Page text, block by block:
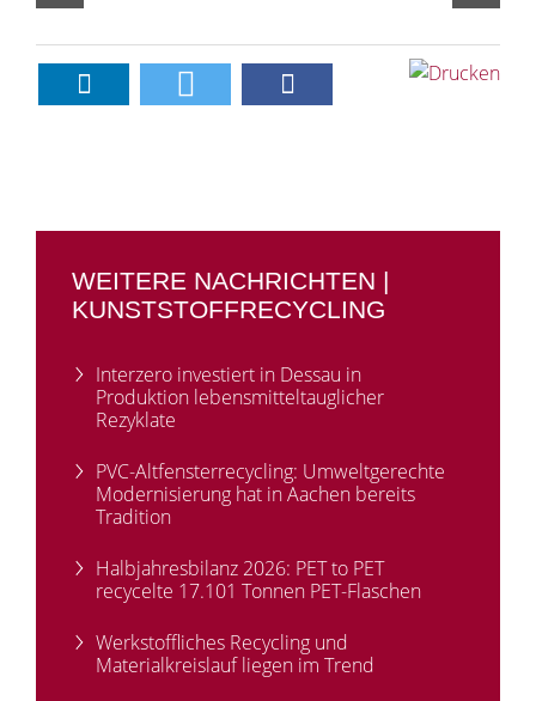
WEITERE NACHRICHTEN |
KUNSTSTOFFRECYCLING
Interzero investiert in Dessau in
Produktion lebensmitteltauglicher
Rezyklate
PVC-Altfensterrecycling: Umweltgerechte
Modernisierung hat in Aachen bereits
Tradition
Halbjahresbilanz 2026: PET to PET
recycelte 17.101 Tonnen PET-Flaschen
Werkstoffliches Recycling und
Materialkreislauf liegen im Trend